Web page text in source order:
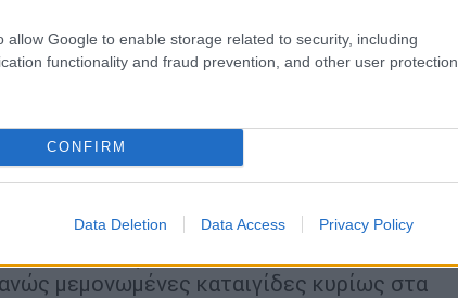
allow Google to enable storage related to security, including
functionality and fraud prevention, and other user protection.
CONFIRM
Data Deletion Data Access Privacy Policy
τοπικά 30 με 31 βαθμούς Κελσίου.
κατά περιόδους στα βόρεια.
6 μποφόρ.
Κελσίου.
νεφώσεις πρόσκαιρα αυξημένες
μεμονωμένες καταιγίδες κυρίως στα